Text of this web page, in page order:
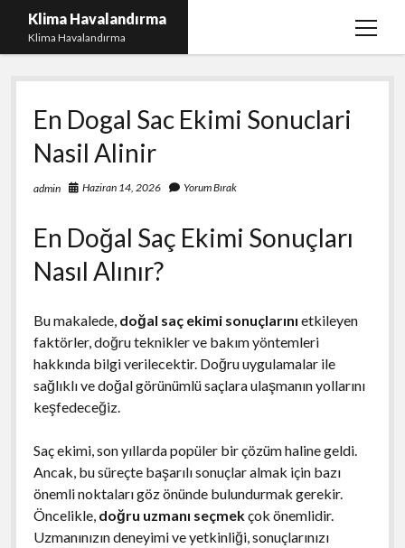
Klima Havalandırma
Klima Havalandırma
menüyü
Bedava Tiktok Takipçi Çoğaltma
Igtv Beğeni Gönderme Parasız
iPhone Instagram Gizli Hesap Görme Ücretsiz
Liste
En Dogal Sac Ekimi Sonuclari
Nasil Alinir
admin Haziran 14, 2026 Yorum Bırak
En Doğal Saç Ekimi Sonuçları
Nasıl Alınır?
Bu makalede, doğal saç ekimi sonuçlarını etkileyen
faktörler, doğru teknikler ve bakım yöntemleri
hakkında bilgi verilecektir. Doğru uygulamalar ile
sağlıklı ve doğal görünümlü saçlara ulaşmanın yollarını
keşfedeceğiz.
Saç ekimi, son yıllarda popüler bir çözüm haline geldi.
Ancak, bu süreçte başarılı sonuçlar almak için bazı
önemli noktaları göz önünde bulundurmak gerekir.
Öncelikle, doğru uzmanı seçmekçok önemlidir.
Uzmanınızın deneyimi ve yetkinliği, sonuçlarınızı